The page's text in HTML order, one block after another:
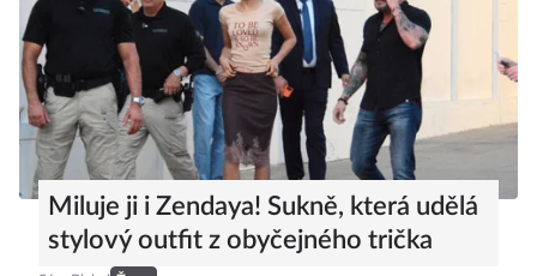
Miluje ji i Zendaya! Sukně, která udělá
stylový outfit z obyčejného trička